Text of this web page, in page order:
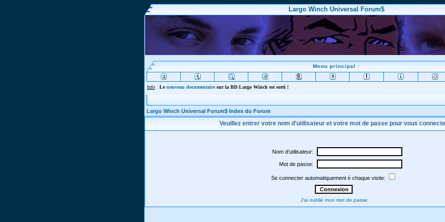
Largo Winch Universal Forum$
Menu principal :
Info : Lenouveau documentairesur la BD Largo Winch est sorti !
Largo Winch Universal Forum$ Index du Forum
Veuillez entrer votre nom d'utilisateur et votre mot de passe pour vous
Nom d'utilisateur:
Mot de passe:
Se connecter automatiquement é chaque visite:
J'ai oublié mon mot de passe